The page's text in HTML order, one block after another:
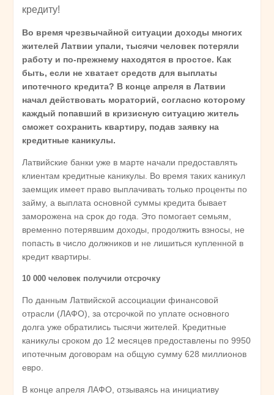
кредиту!
Во время чрезвычайной ситуации доходы многих
жителей Латвии упали, тысячи человек потеряли
работу и по-прежнему находятся в простое. Как
быть, если не хватает средств для выплаты
ипотечного кредита? В конце апреля в Латвии
начал действовать мораторий, согласно которому
каждый попавший в кризисную ситуацию житель
сможет сохранить квартиру, подав заявку на
кредитные каникулы.
Латвийские банки уже в марте начали предоставлять
клиентам кредитные каникулы. Во время таких каникул
заемщик имеет право выплачивать только проценты по
займу, а выплата основной суммы кредита бывает
заморожена на срок до года. Это помогает семьям,
временно потерявшим доходы, продолжить взносы, не
попасть в число должников и не лишиться купленной в
кредит квартиры.
10 000 человек получили отсрочку
По данным Латвийской ассоциации финансовой
отрасли (ЛАФО), за отсрочкой по уплате основного
долга уже обратились тысячи жителей. Кредитные
каникулы сроком до 12 месяцев предоставлены по 9950
ипотечным договорам на общую сумму 628 миллионов
евро.
В конце апреля ЛАФО, отзываясь на инициативу